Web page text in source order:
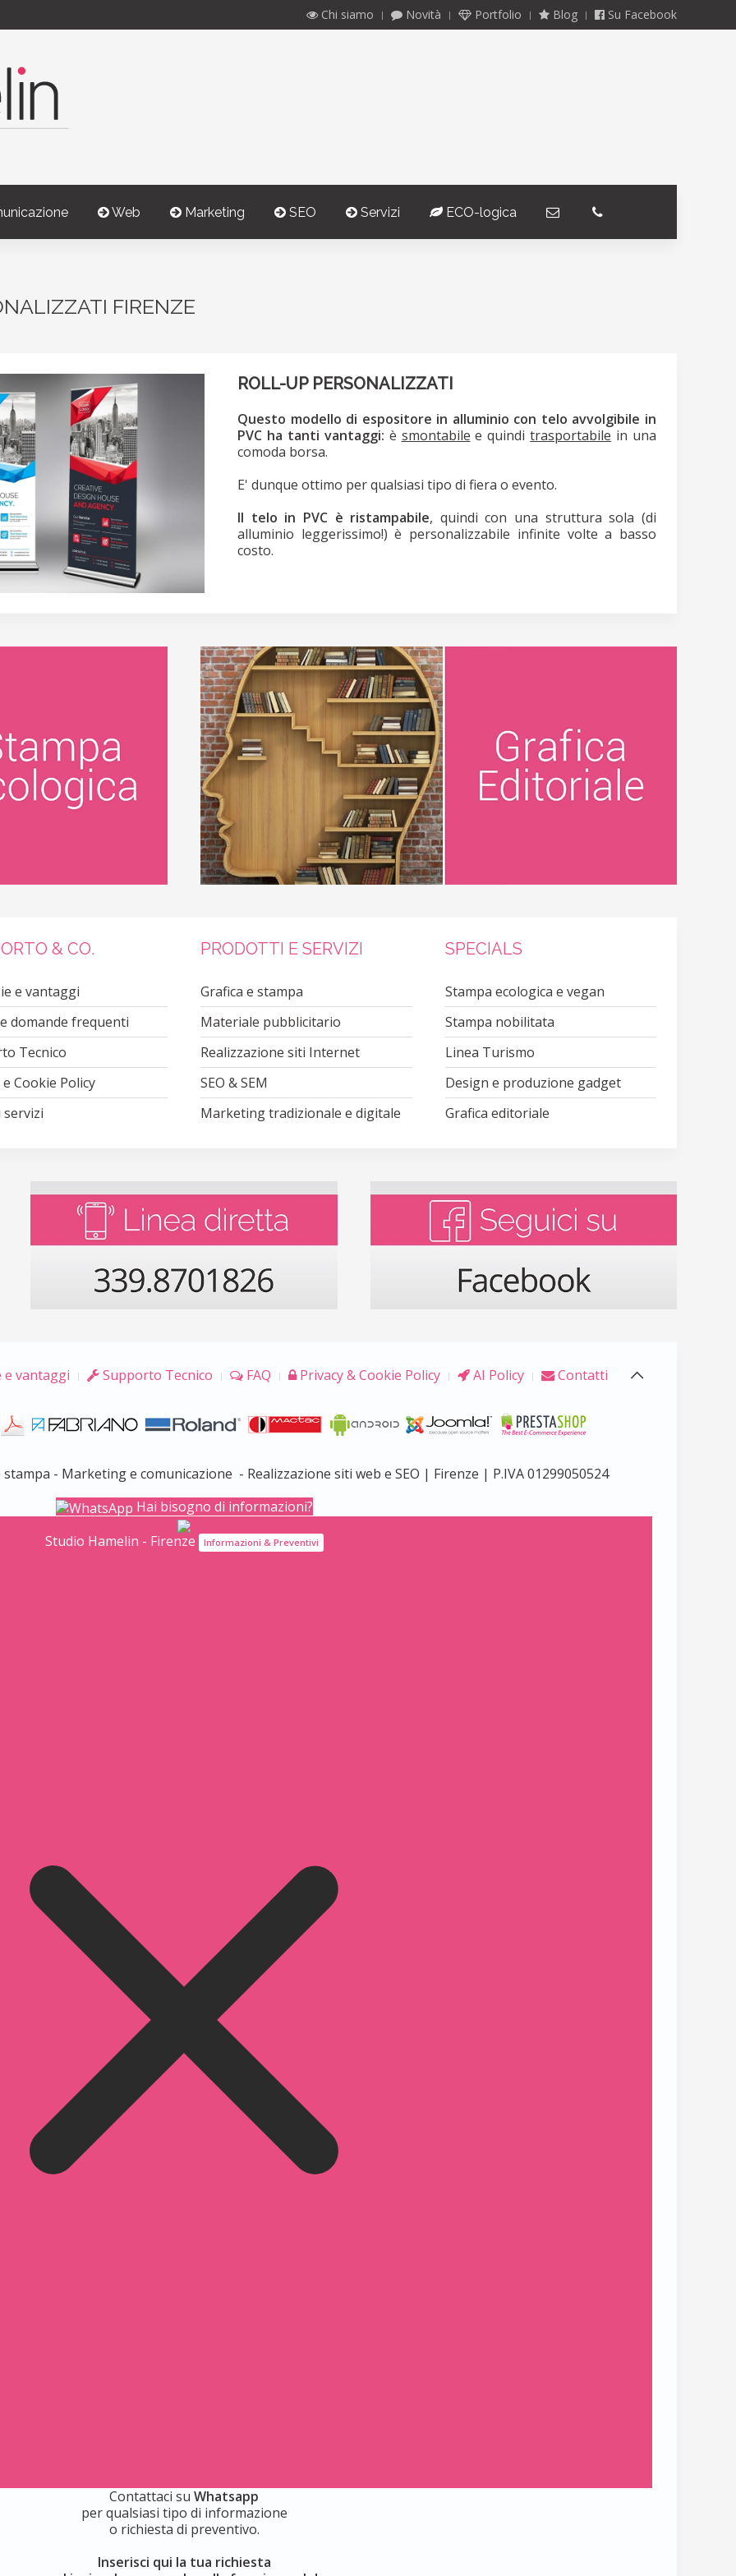
Chi siamo Novità Portfolio Blog Su Facebook
Web Marketing SEO Servizi ECO-logica
FIRENZE
ROLL-UP PERSONALIZZATI
Questo modello di espositore in alluminio con telo avvolgibile in
PVC ha tanti vantaggi: è smontabile e quinditrasportabile in una
comoda borsa.
E' dunque ottimo per qualsiasi tipo di fiera o evento.
Il telo in PVC è ristampabile, quindi con una struttura sola (di
alluminio leggerissimo!) è personalizzabile infinite volte a basso
costo.
& CO.
e vantaggi
domande frequenti
Tecnico
e Cookie Policy
PRODOTTI E SERVIZI
Grafica e stampa
Materiale pubblicitario
Realizzazione siti Internet
SEO & SEM
Marketing tradizionale e digitale
SPECIALS
Stampa ecologica e vegan
Stampa nobilitata
Linea Turismo
Design e produzione gadget
Grafica editoriale
e vantaggi Supporto Tecnico FAQ Privacy & Cookie Policy AI Policy Contatti
- Marketing e comunicazione - Realizzazione siti web e SEO | Firenze | P.IVA 01299050524
Hai bisogno di informazioni?
Studio Hamelin - Firenze
Informazioni & Preventivi
Contattaci su Whatsapp
per qualsiasi tipo di informazione
o richiesta di preventivo.
Inserisci qui la tua richiesta